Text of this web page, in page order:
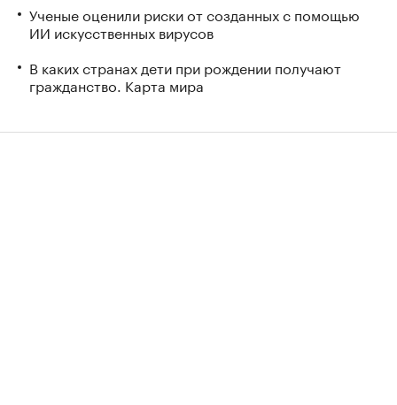
Ученые оценили риски от созданных с помощью
ИИ искусственных вирусов
В каких странах дети при рождении получают
гражданство. Карта мира